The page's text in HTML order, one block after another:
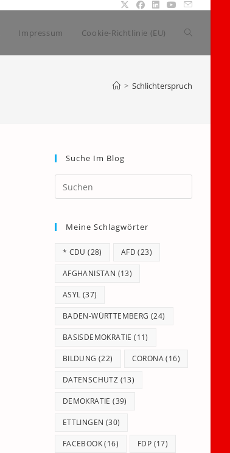
Impressum Cookie-Richtlinie (EU) Website-
> Schlichterspruch
Suche Im Blog
Escape
Meine Schlagwörter
* CDU (28) AFD (23)
AFGHANISTAN (13)
ASYL (37)
BADEN-WÜRTTEMBERG (24)
BASISDEMOKRATIE (11)
BILDUNG (22) CORONA(16)
DATENSCHUTZ (13)
DEMOKRATIE (39)
ETTLINGEN (30)
FACEBOOK(16) FDP (17)